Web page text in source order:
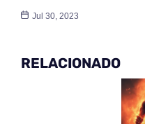
Jul 30, 2023
RELACIONADO